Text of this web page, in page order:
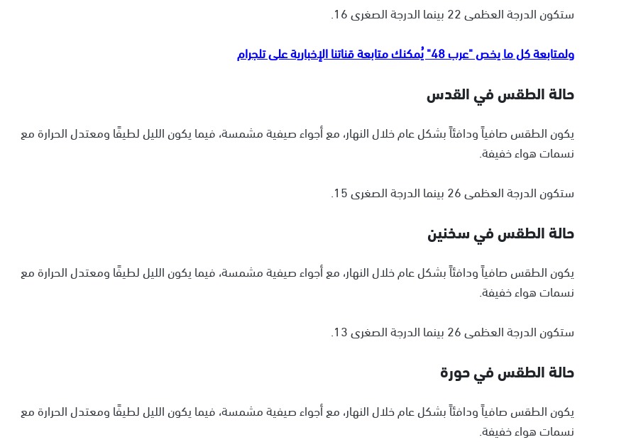
ستكون الدرجة العظمى 22 بينما الدرجة الصغرى 16.
ولمتابعة كل ما يخص "عرب 48" يُمكنك متابعة قناتنا الإخبارية على تلجرام
حالة الطقس في القدس
يكون الطقس صافياً ودافئاً بشكل عام خلال النهار، مع أجواء صيفية مشمسة، فيما يكون الليل لطيفًا ومعتدل الحرارة مع
نسمات هواء خفيفة.
ستكون الدرجة العظمى 26 بينما الدرجة الصغرى 15.
حالة الطقس في سخنين
يكون الطقس صافياً ودافئاً بشكل عام خلال النهار، مع أجواء صيفية مشمسة، فيما يكون الليل لطيفًا ومعتدل الحرارة مع
نسمات هواء خفيفة.
ستكون الدرجة العظمى 26 بينما الدرجة الصغرى 13.
حالة الطقس في حورة
يكون الطقس صافياً ودافئاً بشكل عام خلال النهار، مع أجواء صيفية مشمسة، فيما يكون الليل لطيفًا ومعتدل الحرارة مع
نسمات هواء خفيفة.